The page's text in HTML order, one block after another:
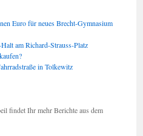
Euro für neues Brecht-Gymnasium
am Richard-Strauss-Platz
in Tolkewitz
findet Ihr mehr Berichte aus dem